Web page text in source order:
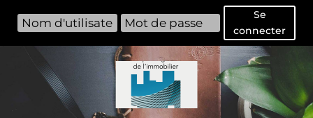
Se
connecter